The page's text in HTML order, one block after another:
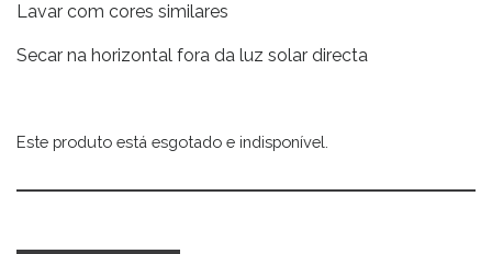
Lavar com cores similares
Secar na horizontal fora da luz solar directa
Este produto está esgotado e indisponível.
Alternative: